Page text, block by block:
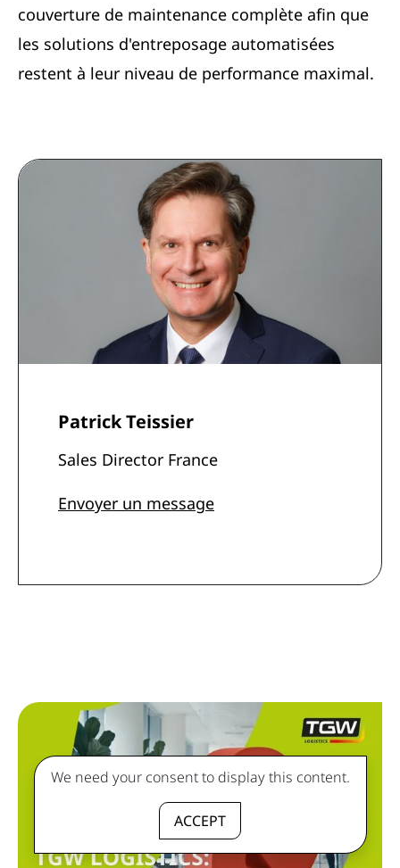
couverture de maintenance complète afin que
les solutions d'entreposage automatisées
restent à leur niveau de performance maximal.
Patrick Teissier
Sales Director France
Envoyer un message
We need your consent to display this content.
ACCEPT